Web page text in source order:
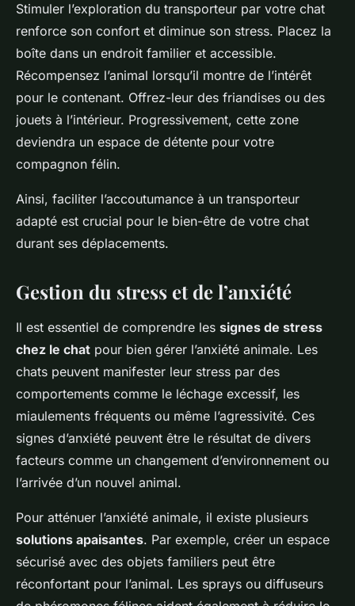
Stimuler l’exploration du transporteur par votre chat
renforce son confort et diminue son stress. Placez la
boîte dans un endroit familier et accessible.
Récompensez l’animal lorsqu’il montre de l’intérêt
pour le contenant. Offrez-leur des friandises ou des
jouets à l’intérieur. Progressivement, cette zone
deviendra un espace de détente pour votre
compagnon félin.
Ainsi, faciliter l’accoutumance à un transporteur
adapté est crucial pour le bien-être de votre chat
durant ses déplacements.
Gestion du stress et de l’anxiété
Il est essentiel de comprendre les signes de stress
chez le chat pour bien gérer l’anxiété animale. Les
chats peuvent manifester leur stress par des
comportements comme le léchage excessif, les
miaulements fréquents ou même l’agressivité. Ces
signes d’anxiété peuvent être le résultat de divers
facteurs comme un changement d’environnement ou
l’arrivée d’un nouvel animal.
Pour atténuer l’anxiété animale, il existe plusieurs
solutions apaisantes. Par exemple, créer un espace
sécurisé avec des objets familiers peut être
réconfortant pour l’animal. Les sprays ou diffuseurs